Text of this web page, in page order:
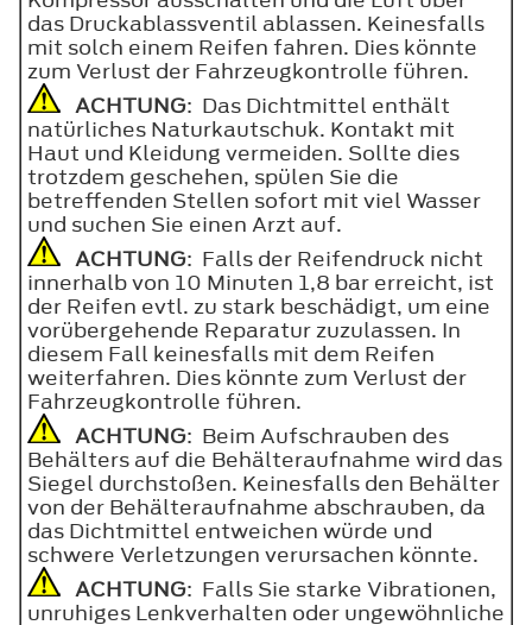
das Druckablassventil ablassen. Keinesfalls
mit solch einem Reifen fahren. Dies könnte
zum Verlust der Fahrzeugkontrolle führen.
ACHTUNG: Das Dichtmittel enthält
natürliches Naturkautschuk. Kontakt mit
Haut und Kleidung vermeiden. Sollte dies
trotzdem geschehen, spülen Sie die
betreffenden Stellen sofort mit viel Wasser
und suchen Sie einen Arzt auf.
ACHTUNG: Falls der Reifendruck nicht
innerhalb von 10 Minuten 1,8 bar erreicht, ist
der Reifen evtl. zu stark beschädigt, um eine
vorübergehende Reparatur zuzulassen. In
diesem Fall keinesfalls mit dem Reifen
weiterfahren. Dies könnte zum Verlust der
Fahrzeugkontrolle führen.
ACHTUNG: Beim Aufschrauben des
Behälters auf die Behälteraufnahme wird das
Siegel durchstoßen. Keinesfalls den Behälter
von der Behälteraufnahme abschrauben, da
das Dichtmittel entweichen würde und
schwere Verletzungen verursachen könnte.
ACHTUNG: Falls Sie starke Vibrationen,
unruhiges Lenkverhalten oder ungewöhnliche